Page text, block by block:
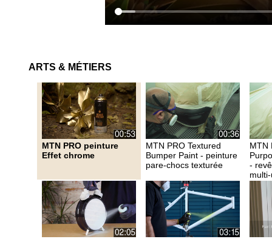
ARTS & MÉTIERS
MTN PRO peinture
Effet chrome
MTN PRO Textured
Bumper Paint - peinture
pare-chocs texturée
MTN
-